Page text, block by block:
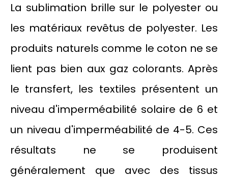
La sublimation brille sur le polyester ou
les matériaux revêtus de polyester. Les
produits naturels comme le coton ne se
lient pas bien aux gaz colorants. Après
le transfert, les textiles présentent un
niveau d'imperméabilité solaire de 6 et
un niveau d'imperméabilité de 4-5. Ces
résultats ne se produisent
généralement que avec des tissus